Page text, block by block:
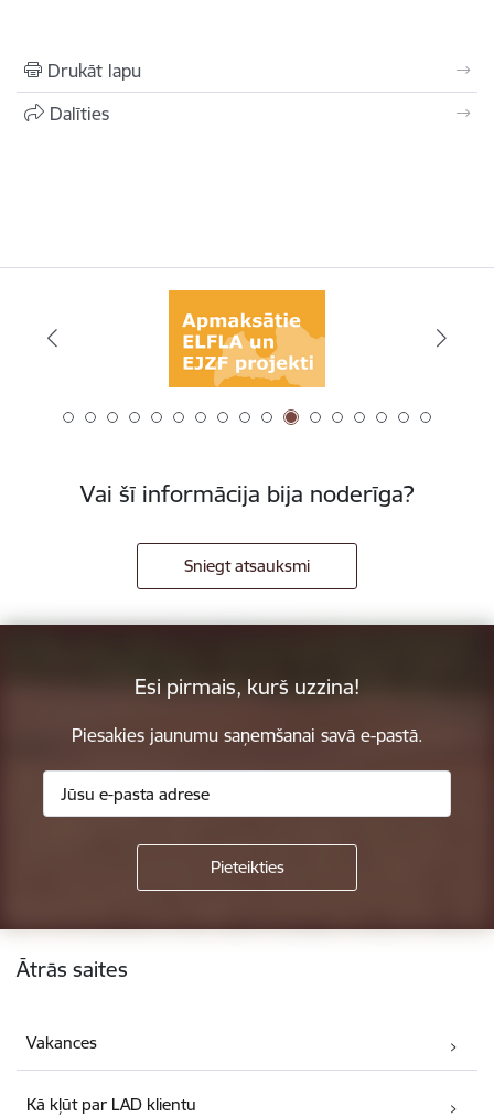
Drukāt lapu
Dalīties
Vai šī informācija bija noderīga?
Sniegt atsauksmi
Esi pirmais, kurš uzzina!
Piesakies jaunumu saņemšanai savā e-pastā.
Kājene
Ātrās saites
Vakances
Kā kļūt par LAD klientu